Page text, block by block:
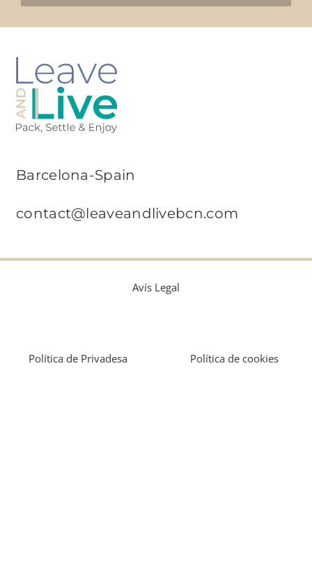
Barcelona-Spain
contact@leaveandlivebcn.com
Avís Legal
Política de Privadesa Política de cookies